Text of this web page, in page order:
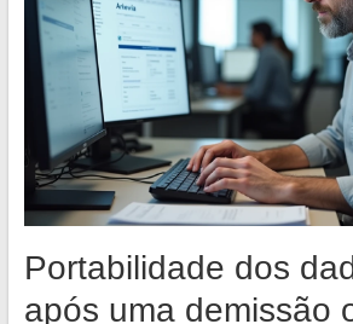
Portabilidade dos
após uma demissão